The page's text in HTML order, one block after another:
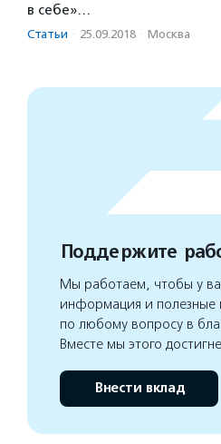
в себе»…
Статьи · 25.09.2018 · Москва
Поддержите
Мы работаем, чтобы у
информация и полезные
по любому вопросу в
Вместе мы этого
Внести вклад